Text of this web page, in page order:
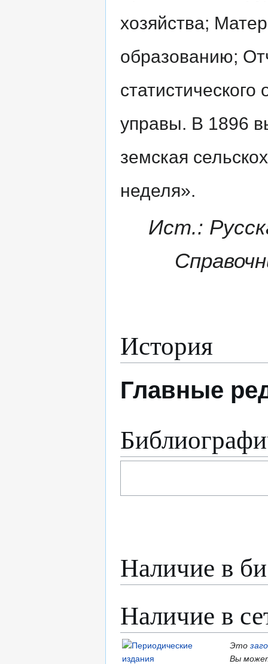
хозяйства;
образованию;
управы. В 1896
земская
неделя».
Ист.:
История
Главные
Наличие в
Наличие в
Это
Вы